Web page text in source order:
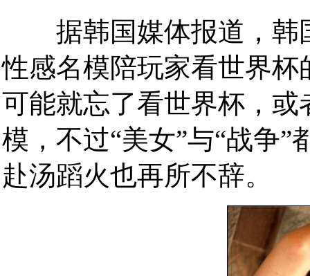
据韩国媒体报道，韩
性感名模陪玩家看世界
可能就忘了看世界杯，
模，不过“美女”与“战争
赴汤蹈火也再所不辞。